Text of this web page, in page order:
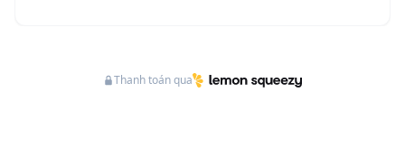
Thanh toán qua